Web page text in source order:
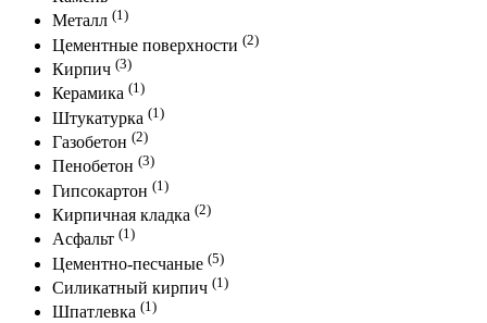
Металл (1)
Цементные поверхности (2)
Кирпич (3)
Керамика (1)
Штукатурка (1)
Газобетон (2)
Пенобетон (3)
Гипсокартон (1)
Кирпичная кладка (2)
Асфальт (1)
Цементно-песчаные (5)
Силикатный кирпич (1)
Шпатлевка (1)